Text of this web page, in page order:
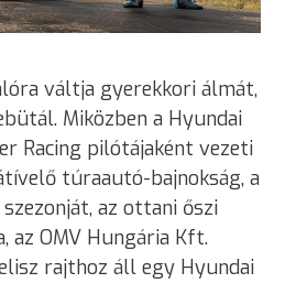
váltja gyerekkori álmát,
Miközben a Hyundai
Racing pilótájaként vezeti
túraautó-bajnokság, a
az ottani őszi
az OMV Hungária Kft.
rajthoz áll egy Hyundai